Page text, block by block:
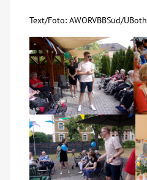
Text/Foto: AWORVBBSüd/UBoth